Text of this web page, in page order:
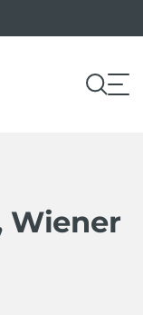
Wiener